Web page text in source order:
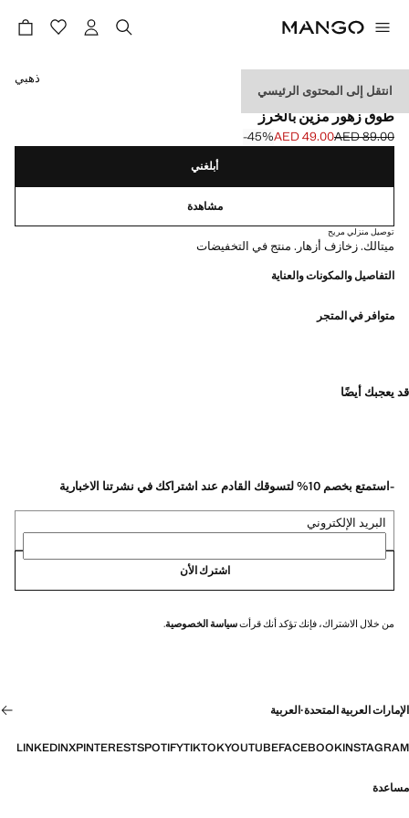
انتقل إلى المحتوى الرئيسي
EVENTS
طوق زهور مزين بالخرز
السعر الأول محذوف [AED 89.00 ]
AED 89.00
السعر الحالي [AED 49.00 ]AED 49.00
‎-45‎%‎
حدد اللون
ذهبي
أبلغني
مشاهدة
توصيل منزلي مريح
ميتالك. زخازف أزهار. منتج في التخفيضات
التفاصيل والمكونات والعناية
متوافر في المتجر
قد يعجبك أيضًا
-استمتع بخصم 10% لتسوقك القادم عند اشتراكك في نشرتنا الاخبارية
البريد الإلكتروني
اشترك الأن
من خلال الاشتراك، فإنك تؤكد أنك قرأتسياسة الخصوصية.
الإمارات العربية المتحدة·العربية
INSTAGRAM
FACEBOOK
YOUTUBE
TIKTOK
SPOTIFY
PINTEREST
X
LINKEDIN
مساعدة